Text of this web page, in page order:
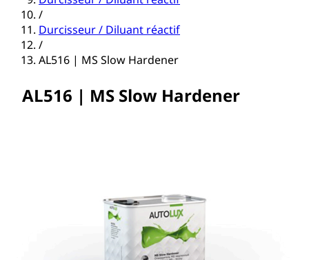
/
Durcisseur / Diluant réactif
/
AL516 | MS Slow Hardener
AL516 | MS Slow Hardener